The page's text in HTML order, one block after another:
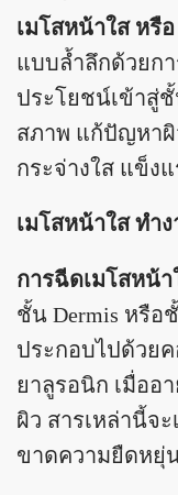
เมโสหน้าใส หรือ
แบบล้ำลึกด้วยก
ประโยชน์เข้าสู่
สภาพ แก้ปัญหา
กระจ่างใส แข็ง
เมโสหน้าใส ทำ
การฉีดเมโสหน้า
ชั้น Dermis หรื
ประกอบไปด้วย
ยาลูรอนิก เมื่ออ
ผิว สารเหล่านี้จ
ขาดความยืดหยุ่